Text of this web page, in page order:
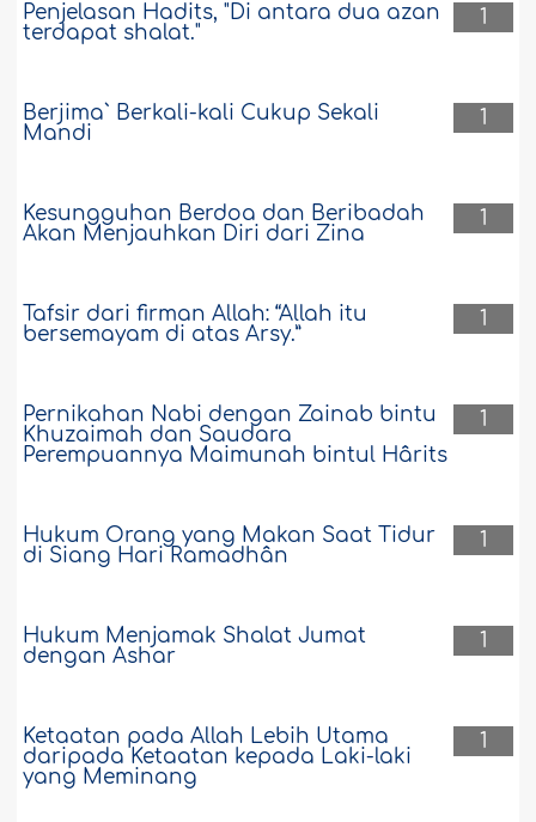
1
Penjelasan Hadits, "Di antara dua azan
terdapat shalat."
1
Berjima` Berkali-kali Cukup Sekali
Mandi
1
Kesungguhan Berdoa dan Beribadah
Akan Menjauhkan Diri dari Zina
1
Tafsir dari firman Allah: “Allah itu
bersemayam di atas Arsy.”
1
Pernikahan Nabi dengan Zainab bintu
Khuzaimah dan Saudara
Perempuannya Maimunah bintul Hârits
1
Hukum Orang yang Makan Saat Tidur
di Siang Hari Ramadhân
1
Hukum Menjamak Shalat Jumat
dengan Ashar
1
Ketaatan pada Allah Lebih Utama
daripada Ketaatan kepada Laki-laki
yang Meminang